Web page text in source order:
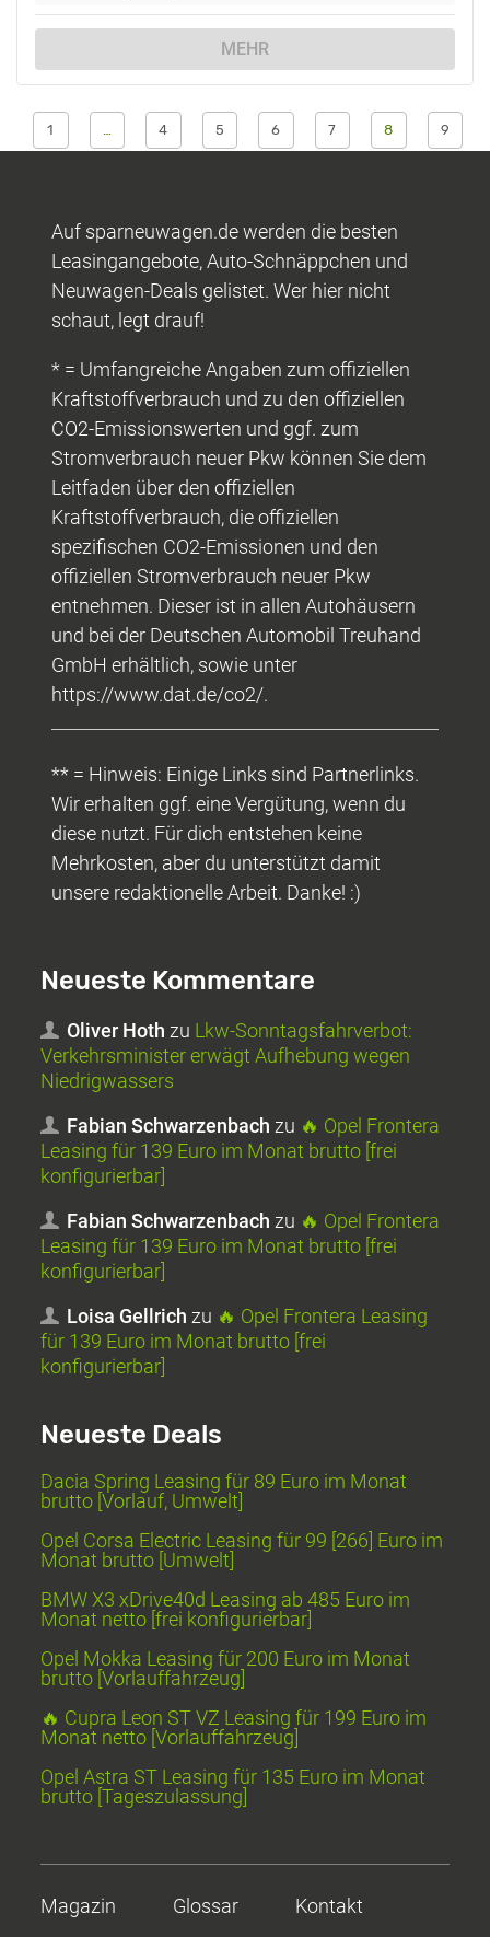
MEHR
1 4 5 6 7 8 9
Auf sparneuwagen.de werden die besten
Leasingangebote, Auto-Schnäppchen und
Neuwagen-Deals gelistet. Wer hier nicht
schaut, legt drauf!
* = Umfangreiche Angaben zum offiziellen
Kraftstoffverbrauch und zu den offiziellen
CO2-Emissionswerten und ggf. zum
Stromverbrauch neuer Pkw können Sie dem
Leitfaden über den offiziellen
Kraftstoffverbrauch, die offiziellen
spezifischen CO2-Emissionen und den
offiziellen Stromverbrauch neuer Pkw
entnehmen. Dieser ist in allen Autohäusern
und bei der Deutschen Automobil Treuhand
GmbH erhältlich, sowie unter
https://www.dat.de/co2/.
** = Hinweis: Einige Links sind Partnerlinks.
Wir erhalten ggf. eine Vergütung, wenn du
diese nutzt. Für dich entstehen keine
Mehrkosten, aber du unterstützt damit
unsere redaktionelle Arbeit. Danke! :)
Neueste Kommentare
Oliver Hoth zu Lkw-Sonntagsfahrverbot:
Verkehrsminister erwägt Aufhebung wegen
Niedrigwassers
Fabian Schwarzenbach zu 🔥 Opel Frontera
Leasing für 139 Euro im Monat brutto [frei
konfigurierbar]
Fabian Schwarzenbach zu 🔥 Opel Frontera
Leasing für 139 Euro im Monat brutto [frei
konfigurierbar]
Loisa Gellrich zu 🔥 Opel Frontera Leasing
für 139 Euro im Monat brutto [frei
konfigurierbar]
Neueste Deals
Dacia Spring Leasing für 89 Euro im Monat
brutto [Vorlauf, Umwelt]
Opel Corsa Electric Leasing für 99 [266] Euro im
Monat brutto [Umwelt]
BMW X3 xDrive40d Leasing ab 485 Euro im
Monat netto [frei konfigurierbar]
Opel Mokka Leasing für 200 Euro im Monat
brutto [Vorlauffahrzeug]
🔥 Cupra Leon ST VZ Leasing für 199 Euro im
Monat netto [Vorlauffahrzeug]
Opel Astra ST Leasing für 135 Euro im Monat
brutto [Tageszulassung]
Magazin Glossar Kontakt